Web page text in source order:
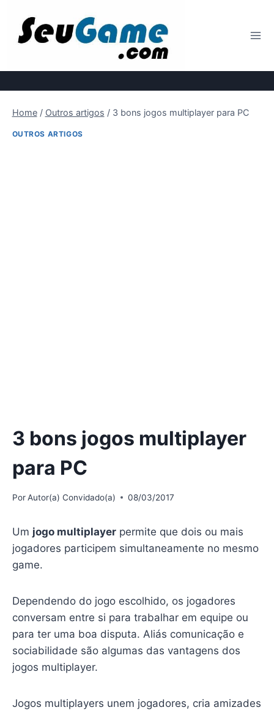
Home / Outros artigos / 3 bons jogos multiplayer para PC
OUTROS ARTIGOS
3 bons jogos multiplayer
para PC
Por Autor(a) Convidado(a) 08/03/2017
Um jogo multiplayerpermite que dois ou mais
jogadores participem simultaneamente no mesmo
game.
Dependendo do jogo escolhido, os jogadores
conversam entre si para trabalhar em equipe ou
para ter uma boa disputa. Aliás comunicação e
sociabilidade são algumas das vantagens dos
jogos multiplayer.
Jogos multiplayers unem jogadores, cria amizades